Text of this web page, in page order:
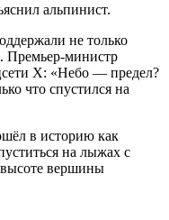
альпинист.
не только
Премьер-министр
X: «Небо — предел?
что спустился на
в историю как
на лыжах с
вершины